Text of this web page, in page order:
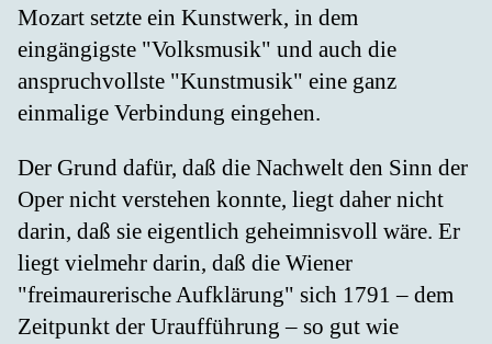
Mozart setzte ein Kunstwerk, in dem
eingängigste "Volksmusik" und auch die
anspruchvollste "Kunstmusik" eine ganz
einmalige Verbindung eingehen.
Der Grund dafür, daß die Nachwelt den Sinn der
Oper nicht verstehen konnte, liegt daher nicht
darin, daß sie eigentlich geheimnisvoll wäre. Er
liegt vielmehr darin, daß die Wiener
"freimaurerische Aufklärung" sich 1791 – dem
Zeitpunkt der Uraufführung – so gut wie